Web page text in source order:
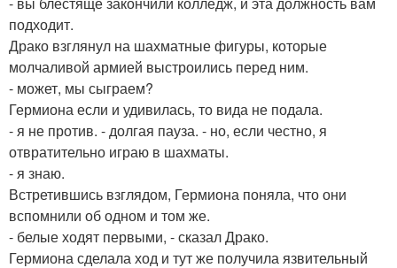
подходит.
Драко взглянул на шахматные фигуры, которые
молчаливой армией выстроились перед ним.
- может, мы сыграем?
Гермиона если и удивилась, то вида не подала.
- я не против. - долгая пауза. - но, если честно, я
отвратительно играю в шахматы.
- я знаю.
Встретившись взглядом, Гермиона поняла, что они
вспомнили об одном и том же.
- белые ходят первыми, - сказал Драко.
Гермиона сделала ход и тут же получила язвительный